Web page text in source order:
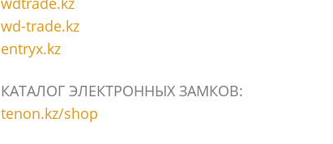
wd-trade.kz
entryx.kz
КАТАЛОГ ЭЛЕКТРОННЫХ ЗАМКОВ:
tenon.kz/shop